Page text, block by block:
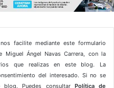
facilite mediante este formulario
Miguel Ángel Navas Carrera, con la
que realizas en este blog. La
del interesado. Si no se
Puedes consultar Política de